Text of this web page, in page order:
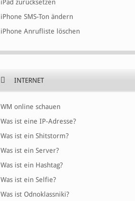
iPad zurücksetzen
iPhone SMS-Ton ändern
iPhone Anrufliste löschen
INTERNET
WM online schauen
Was ist eine IP-Adresse?
Was ist ein Shitstorm?
Was ist ein Server?
Was ist ein Hashtag?
Was ist ein Selfie?
Was ist Odnoklassniki?